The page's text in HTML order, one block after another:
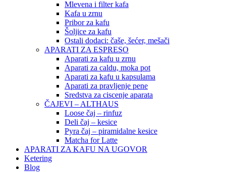
Mlevena i filter kafa
Kafa u zrnu
Pribor za kafu
Šoljice za kafu
Ostali dodaci: čaše, šećer, mešači
APARATI ZA ESPRESO
Aparati za kafu u zrnu
Aparati za caldu, moka pot
Aparati za kafu u kapsulama
Aparati za pravljenje pene
Sredstva za ciscenje aparata
ČAJEVI – ALTHAUS
Loose čaj – rinfuz
Deli čaj – kesice
Pyra čaj – piramidalne kesice
Matcha for Latte
APARATI ZA KAFU NA UGOVOR
Ketering
Blog